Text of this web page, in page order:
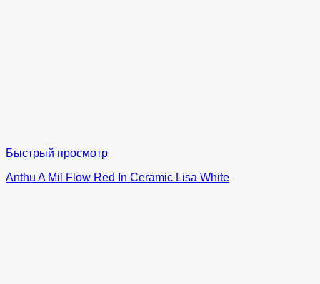
Быстрый просмотр
Anthu A Mil Flow Red In Ceramic Lisa White